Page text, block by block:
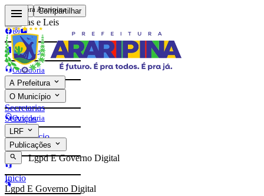
Prefeitura Araripina
Contatos
Ouvidoria
e-Sic
Contatos
Ouvidoria
e-Sic
A Prefeitura
O Município
Secretarias
Serviços
LRF
Publicações
Voltar Compartilhar
Normas e Leis
Início
Lgpd E Governo Digital
Início
Lgpd E Governo Digital